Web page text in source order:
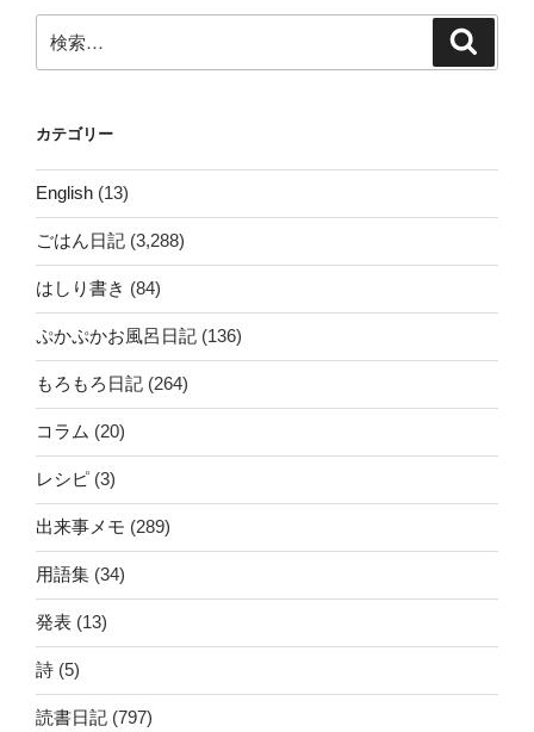
索:
カテゴリー
English (13)
ごはん日記 (3,288)
はしり書き (84)
ぷかぷかお風呂日記 (136)
もろもろ日記 (264)
コラム (20)
レシピ (3)
出来事メモ (289)
用語集 (34)
発表 (13)
詩 (5)
読書日記 (797)